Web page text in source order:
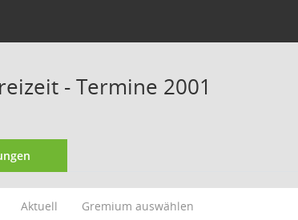
- Termine 2001
Aktuell Gremium auswählen